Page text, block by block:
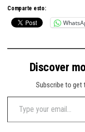
Comparte esto:
Discover
Subscribe to get
Type your email…